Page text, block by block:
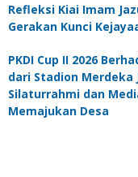
Refleksi Kiai Imam
Gerakan Kunci
PKDI Cup II 2026
dari Stadion Merdeka
Silaturrahmi dan
Memajukan Desa